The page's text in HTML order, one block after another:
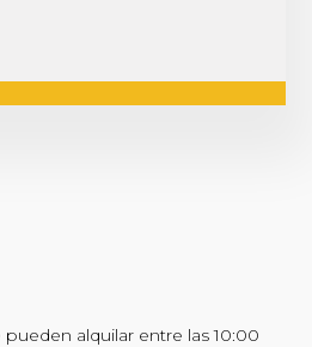
alquilar entre las 10:00